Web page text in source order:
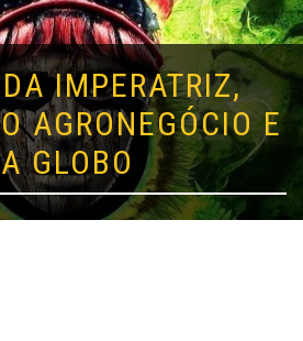
IMPERATRIZ,
AGRONEGÓCIO E
GLOBO